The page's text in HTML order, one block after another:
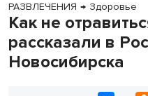
РАЗВЛЕЧЕНИЯ → Здоровье
Как не
рассказали в
Новосибирска